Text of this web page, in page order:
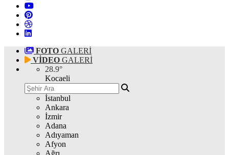
FOTO GALERİ
VİDEO GALERİ
28.9°
Kocaeli
İstanbul
Ankara
İzmir
Adana
Adıyaman
Afyon
Ağrı